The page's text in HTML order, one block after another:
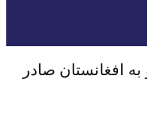
افغانستان صادر